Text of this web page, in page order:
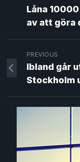
Låna
av att göra
PREVIOUS
Ibland går
Stockholm